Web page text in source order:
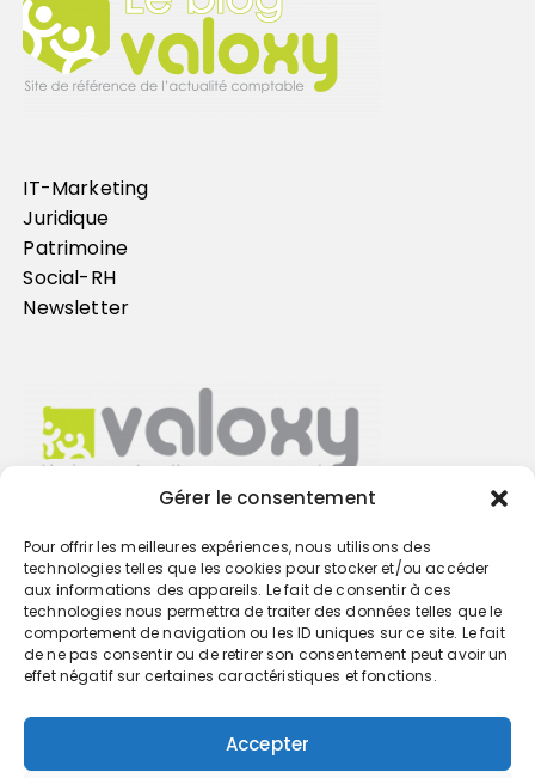
Gérer le consentement
Pour offrir les meilleures expériences, nous utilisons des
technologies telles que les cookies pour stocker et/ou accéder
aux informations des appareils. Le fait de consentir à ces
technologies nous permettra de traiter des données telles que le
comportement de navigation ou les ID uniques sur ce site. Le fait
de ne pas consentir ou de retirer son consentement peut avoir un
effet négatif sur certaines caractéristiques et fonctions.
Accepter
IT-Marketing
Juridique
Patrimoine
Social-RH
Newsletter
Trouvez votre cabinet
GO